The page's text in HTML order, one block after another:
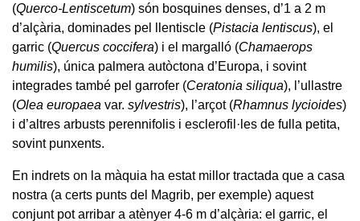
(Querco-Lentiscetum) són bosquines denses, d’1 a 2 m
d’alçària, dominades pel llentiscle (Pistacia lentiscus), el
garric (Quercus coccifera) i el margalló (Chamaerops
humilis), única palmera autòctona d’Europa, i sovint
integrades també pel garrofer (Ceratonia siliqua), l’ullastre
(Olea europaea var. sylvestris), l’arçot (Rhamnus lycioides)
i d’altres arbusts perennifolis i esclerofil·les de fulla petita,
sovint punxents.
En indrets on la màquia ha estat millor tractada que a casa
nostra (a certs punts del Magrib, per exemple) aquest
conjunt pot arribar a atènyer 4-6 m d’alçària: el garric, el